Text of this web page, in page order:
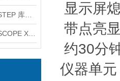
显示屏
带点亮
约30分
仪器单